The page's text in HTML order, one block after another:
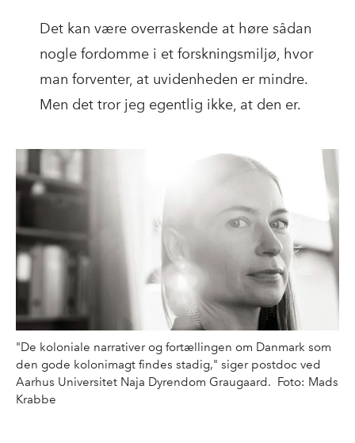
Det kan være overraskende at høre sådan
nogle fordomme i et forskningsmiljø, hvor
man forventer, at uvidenheden er mindre.
Men det tror jeg egentlig ikke, at den er.
"De koloniale narrativer og fortællingen om Danmark som
den gode kolonimagt findes stadig," siger postdoc ved
Aarhus Universitet Naja Dyrendom Graugaard. Foto: Mads
Krabbe